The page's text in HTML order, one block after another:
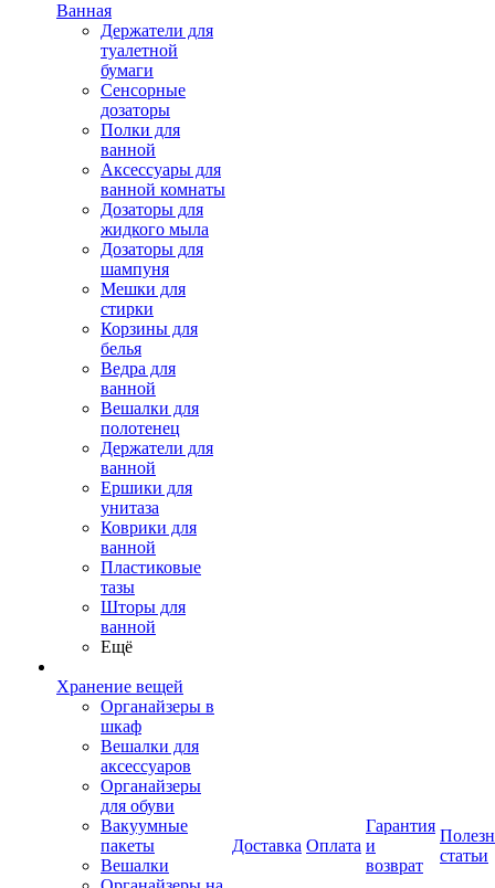
Ванная
Держатели для
туалетной
бумаги
Сенсорные
дозаторы
Полки для
ванной
Аксессуары для
ванной комнаты
Дозаторы для
жидкого мыла
Дозаторы для
шампуня
Мешки для
стирки
Корзины для
белья
Ведра для
ванной
Вешалки для
полотенец
Держатели для
ванной
Ершики для
унитаза
Коврики для
ванной
Пластиковые
тазы
Шторы для
ванной
Ещё
Хранение вещей
Органайзеры в
шкаф
Вешалки для
аксессуаров
Органайзеры
для обуви
Вакуумные
пакеты
Вешалки
Доставка Оплата
Гарантия
и
возврат
статьи